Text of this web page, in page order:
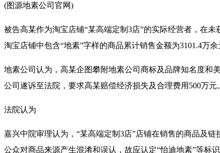
(图源地素公司官网)
被告高某作为淘宝店铺“某高端定制3店”的实际经营者，在
淘宝店铺中包含“地素”字样的商品累计销售金额为3101.4万余
地素公司认为，高某企图攀附地素公司商标及品牌知名度和
公司遂诉至法院，要求高某赔偿经济损失及合理费用500万元
法院认为
嘉兴中院审理认为，“某高端定制3店”店铺在销售的商品及
公众对商品来源产生混淆和误认，故应认定“怡迪地素”等标